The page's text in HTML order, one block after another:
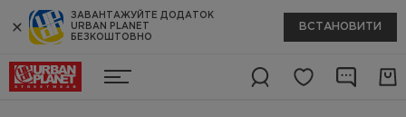
ЗАВАНТАЖУЙТЕ ДОДАТОК
URBAN PLANET
БЕЗКОШТОВНО
ВСТАНОВИТИ